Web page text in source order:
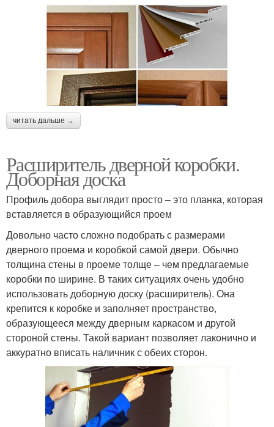
читать дальше →
Расширитель дверной коробки.
Доборная доска
Профиль добора выглядит просто – это планка, которая
вставляется в образующийся проем
Довольно часто сложно подобрать с размерами
дверного проема и коробкой самой двери. Обычно
толщина стены в проеме толще – чем предлагаемые
коробки по ширине. В таких ситуациях очень удобно
использовать доборную доску (расширитель). Она
крепится к коробке и заполняет пространство,
образующееся между дверным каркасом и другой
стороной стены. Такой вариант позволяет лаконично и
аккуратно вписать наличник с обеих сторон.